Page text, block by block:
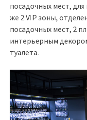
посадочных мест,
же 2 VIP зоны,
посадочных мест, 2
интерьерным
туалета.